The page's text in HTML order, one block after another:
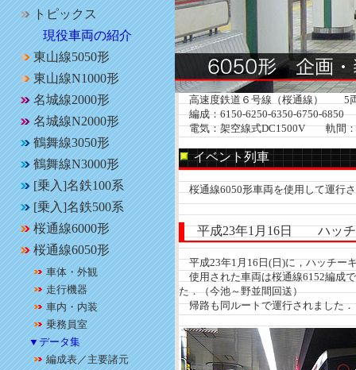
トピックス
現役車両の紹介
東山線5050形
東山線N1000形
名城線2000形
名城線N2000形
鶴舞線3050形
鶴舞線N3000形
[乗入]名鉄100系
[乗入]名鉄500系
桜通線6000形
桜通線6050形
車体・外観
走行機器
車内・内装
乗務員室
▼データ集
編成表／主要諸元
高速度鉄道６号線（桜通線） 5
編成：6150-6250-6350-6750-6850
電気：架空線式DC1500V 軌間：
イベント列車
桜通線6050形車両を使用して運行
平成23年1月16日 ハッチ
平成23年1月16日(日)に，ハッチー
使用された車両は桜通線6152編成
た．（今池～野並間回送）
帰路も同ルートで運行されました．